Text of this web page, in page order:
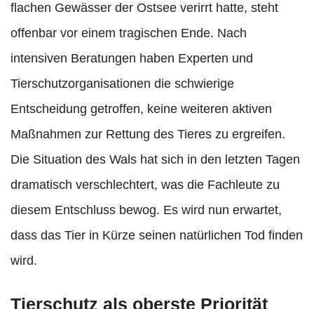
flachen Gewässer der Ostsee verirrt hatte, steht
offenbar vor einem tragischen Ende. Nach
intensiven Beratungen haben Experten und
Tierschutzorganisationen die schwierige
Entscheidung getroffen, keine weiteren aktiven
Maßnahmen zur Rettung des Tieres zu ergreifen.
Die Situation des Wals hat sich in den letzten Tagen
dramatisch verschlechtert, was die Fachleute zu
diesem Entschluss bewog. Es wird nun erwartet,
dass das Tier in Kürze seinen natürlichen Tod finden
wird.
Tierschutz als oberste Priorität